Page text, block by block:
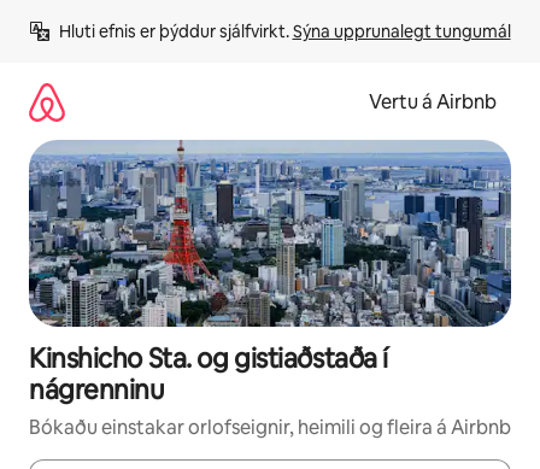
beint
Hluti efnis er þýddur sjálfvirkt. Sýna upprunalegt tungumál
Vertu á Airbnb
Kinshicho Sta. og gistiaðstaða í
nágrenninu
Bókaðu einstakar orlofseignir, heimili og fleira á Airbnb